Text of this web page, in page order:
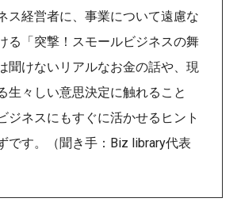
ス経営者に、事業について遠慮な
る「突撃！スモールビジネスの舞
聞けないリアルなお金の話や、現
生々しい意思決定に触れること
ジネスにもすぐに活かせるヒント
です。（聞き手：Biz library代表